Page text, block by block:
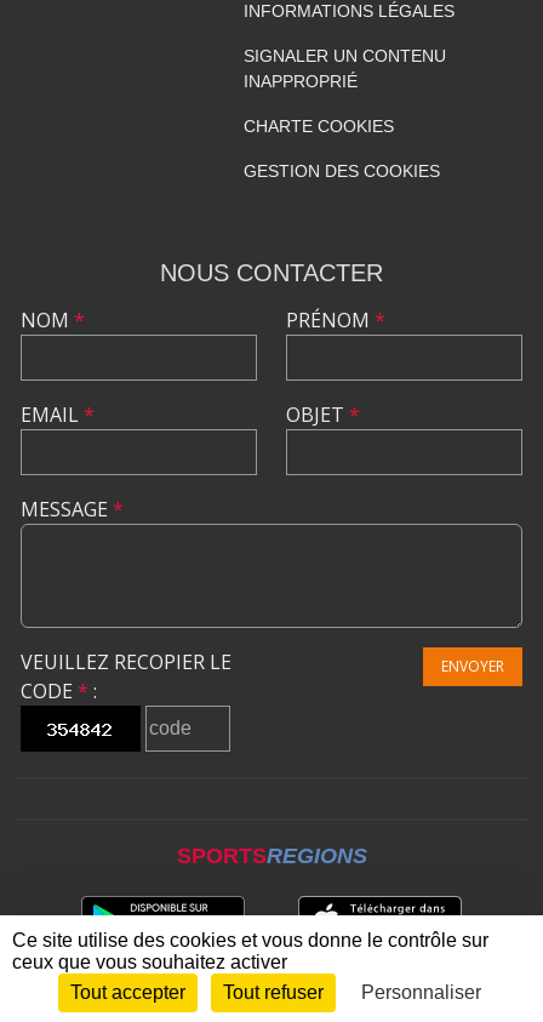
INFORMATIONS LÉGALES
SIGNALER UN CONTENU
INAPPROPRIÉ
CHARTE COOKIES
GESTION DES COOKIES
NOUS CONTACTER
NOM *
EMAIL*
PRÉNOM *
OBJET *
MESSAGE *
VEUILLEZ RECOPIER LE
CODE * :
ENVOYER
SPORTSREGIONS
Envie de participer ? CONNEXION
Ce site utilise des cookies et vous donne le contrôle sur
ceux que vous souhaitez activer
Tout accepter
Tout refuser Personnaliser